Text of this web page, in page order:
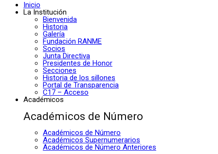
Inicio
La Institución
Bienvenida
Historia
Galería
Fundación RANME
Socios
Junta Directiva
Presidentes de Honor
Secciones
Historia de los sillones
Portal de Transparencia
C17 – Acceso
Académicos
Académicos de Número
Académicos de Número
Académicos Supernumerarios
Académicos de Número Anteriores